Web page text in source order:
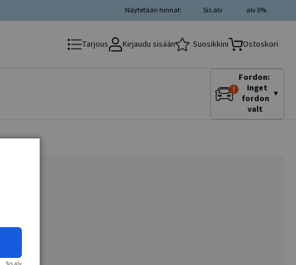
alv 0%
Sis.alv
Näytetään hinnat:
Tarjous Kirjaudu sisään Suosikkini Ostoskori
Fordon:
Inget
fordon
valt
▼